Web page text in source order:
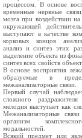
процессом. В основе
временные нервные
мозга при воздействии
окружающей
выступают в качестве
корковых концов
анализ и синтез этих
выделение объекта из
синтез всех свойств
В основе восприятия
образуемые в
межанализаторные связи.
Первый случай
сложного
мелодия выступает как
Межанализаторные
организм
модальностей.
Всякий предмет или